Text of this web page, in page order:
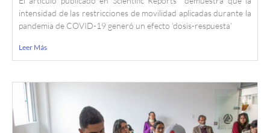
intensidad de las restricciones de movilidad aplicadas durante la
pandemia de COVID-19 generó un efecto ‘dosis-respuesta’
Leer Más